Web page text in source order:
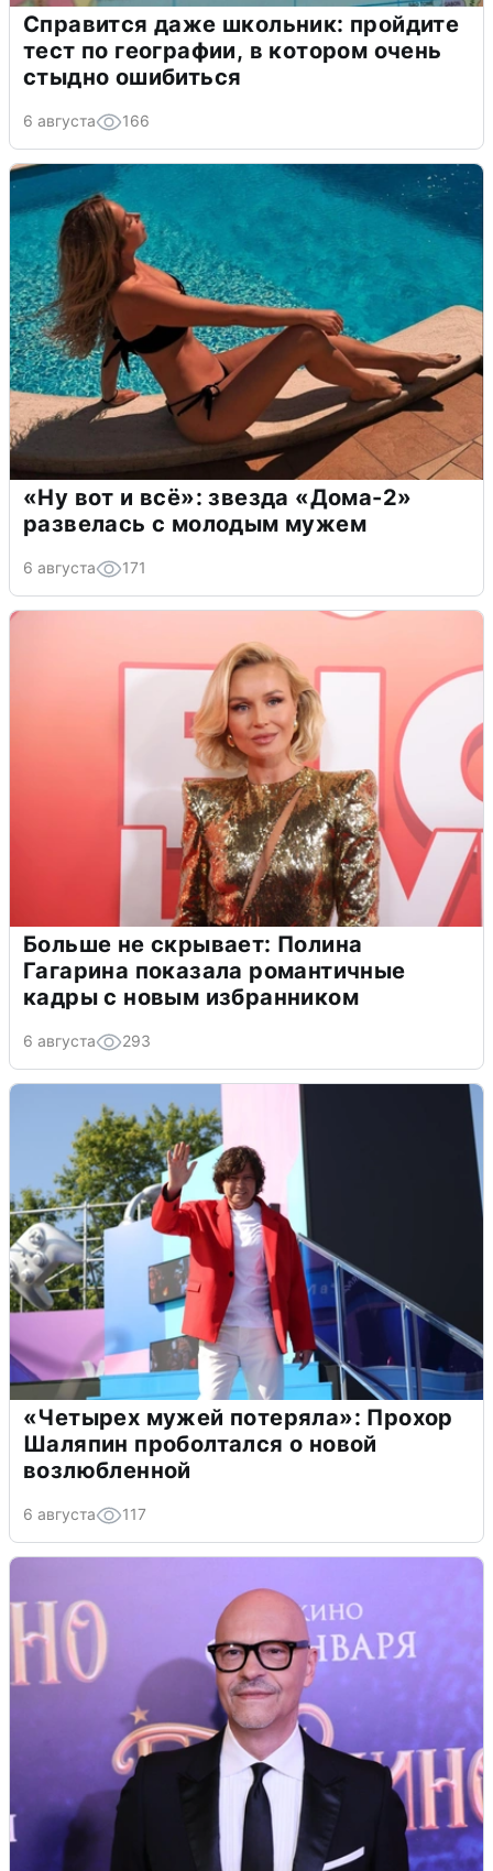
Справится даже школьник: пройдите
тест по географии, в котором очень
стыдно ошибиться
6 августа 166
«Ну вот и всё»: звезда «Дома-2»
развелась с молодым мужем
6 августа 171
Больше не скрывает: Полина
Гагарина показала романтичные
кадры с новым избранником
6 августа 293
«Четырех мужей потеряла»: Прохор
Шаляпин проболтался о новой
возлюбленной
6 августа 117